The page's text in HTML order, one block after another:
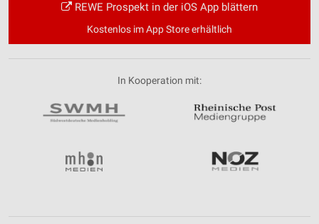
REWE Prospekt in der iOS App blättern
Kostenlos im App Store erhältlich
In Kooperation mit: